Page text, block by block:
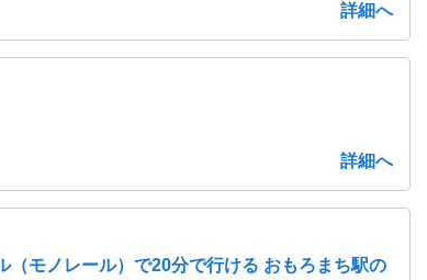
詳細へ
詳細へ
モノレール）で20分で行ける おもろまち駅の